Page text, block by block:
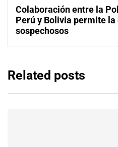
Colaboración entre la
Perú y Bolivia permite
sospechosos
Related posts